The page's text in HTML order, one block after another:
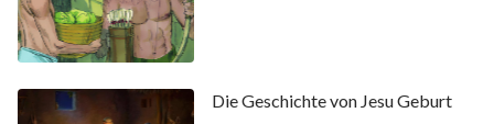
Die Geschichte von Jesu Geburt